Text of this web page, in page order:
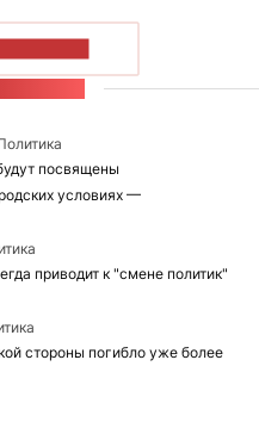
посвящены
условиях —
приводит к "смене политик"
стороны погибло уже более